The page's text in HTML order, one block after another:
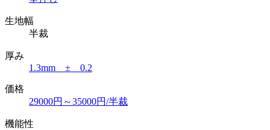
生地幅
半裁
厚み
1.3mm ± 0.2
価格
29000円～35000円/半裁
機能性